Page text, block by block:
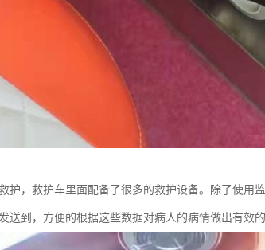
护，救护车里面配备了很多的救护设备。除了使用
送到，方便的根据这些数据对病人的病情做出有效的